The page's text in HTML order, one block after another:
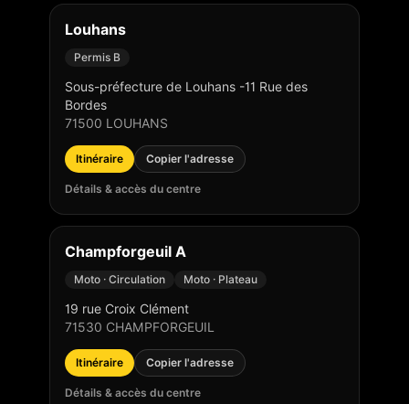
Louhans
Permis B
Sous-préfecture de Louhans -11 Rue des
Bordes
71500 LOUHANS
Itinéraire Copier l'adresse
Détails & accès du centre
Champforgeuil A
Moto · Circulation Moto · Plateau
19 rue Croix Clément
71530 CHAMPFORGEUIL
Itinéraire Copier l'adresse
Détails & accès du centre